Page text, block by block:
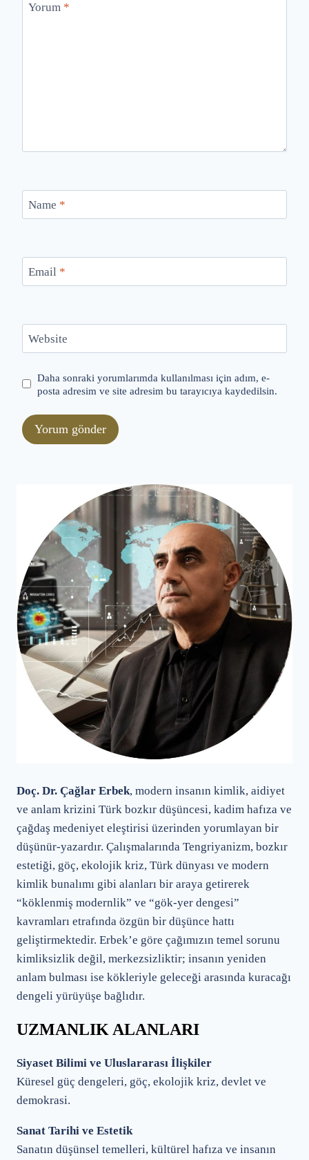
Yorum *
Name *
Email *
Website
Daha sonraki yorumlarımda kullanılması için adım, e-
posta adresim ve site adresim bu tarayıcıya kaydedilsin.
Doç. Dr. Çağlar Erbek, modern insanın kimlik, aidiyet
ve anlam krizini Türk bozkır düşüncesi, kadim hafıza ve
çağdaş medeniyet eleştirisi üzerinden yorumlayan bir
düşünür-yazardır. Çalışmalarında Tengriyanizm, bozkır
estetiği, göç, ekolojik kriz, Türk dünyası ve modern
kimlik bunalımı gibi alanları bir araya getirerek
“köklenmiş modernlik” ve “gök-yer dengesi”
kavramları etrafında özgün bir düşünce hattı
geliştirmektedir. Erbek’e göre çağımızın temel sorunu
kimliksizlik değil, merkezsizliktir; insanın yeniden
anlam bulması ise kökleriyle geleceği arasında kuracağı
dengeli yürüyüşe bağlıdır.
UZMANLIK ALANLARI
Siyaset Bilimi ve Uluslararası İlişkiler
Küresel güç dengeleri, göç, ekolojik kriz, devlet ve
demokrasi.
Sanat Tarihi ve Estetik
Sanatın düşünsel temelleri, kültürel hafıza ve insanın